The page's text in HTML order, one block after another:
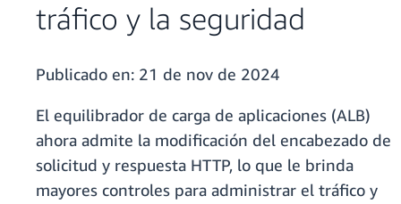
tráfico y la seguridad
Publicado en: 21 de nov de 2024
El equilibrador de carga de aplicaciones (ALB)
ahora admite la modificación del encabezado de
solicitud y respuesta HTTP, lo que le brinda
mayores controles para administrar el tráfico y